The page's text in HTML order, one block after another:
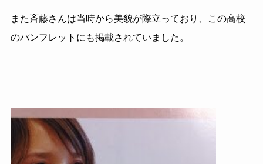
また斉藤さんは当時から美貌が際立っており、この高校
のパンフレットにも掲載されていました。